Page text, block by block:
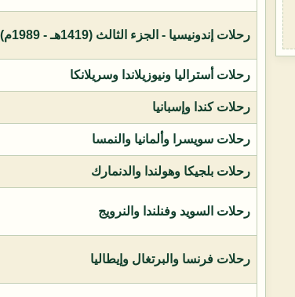
رحلات إندونيسيا - الجزء الثالث (1419هـ - 1989م)
رحلات أستراليا ونيوزيلاندا وسريلانكا
رحلات كندا وإسبانيا
رحلات سويسرا وألمانيا والنمسا
رحلات بلجيكا وهولندا والدنمارك
رحلات السويد وفنلندا والنرويج
رحلات فرنسا والبرتغال وإيطاليا